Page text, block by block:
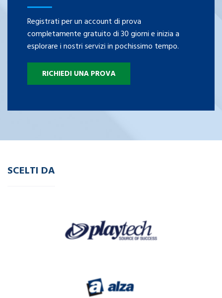
Registrati per un account di prova
completamente gratuito di 30 giorni e inizia a
esplorare i nostri servizi in pochissimo tempo.
RICHIEDI UNA PROVA
SCELTI DA